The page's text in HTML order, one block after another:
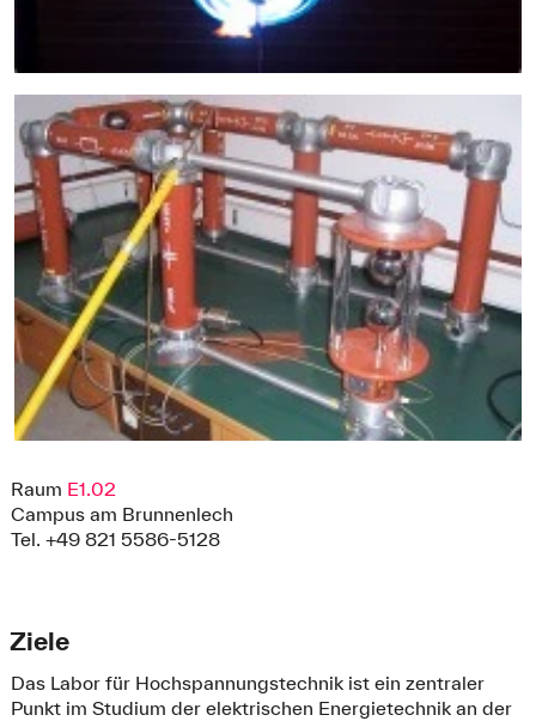
Raum E1.02
Campus am Brunnenlech
Tel. +49 821 5586-5128
Ziele
Das Labor für Hochspannungstechnik ist ein zentraler
Punkt im Studium der elektrischen Energietechnik an der